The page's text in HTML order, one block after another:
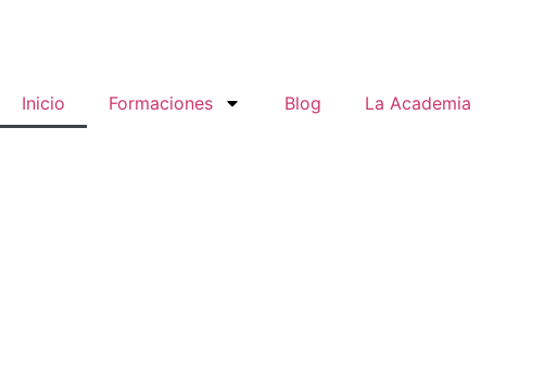
Inicio Formaciones Blog La Academia